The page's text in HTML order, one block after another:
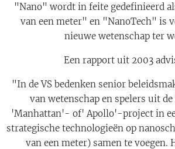
"Nano" wordt in feite gedefinieerd
van een meter" en "NanoTech" is
nieuwe wetenschap ter
Een rapport uit 2003
"In de VS bedenken senior
van wetenschap en spelers uit
'Manhattan'- of' Apollo'-project in
strategische technologieën op
van een meter) samen te voegen.